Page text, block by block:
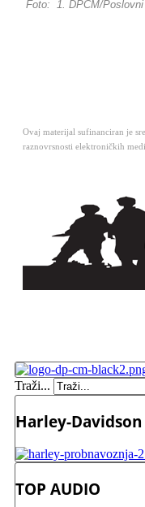
Foto: 1. DPCM/
Ovaj materijal sufinanciran je
raznovrsnosti elektroničkih
Traži...
Harley-
TOP AUDIO